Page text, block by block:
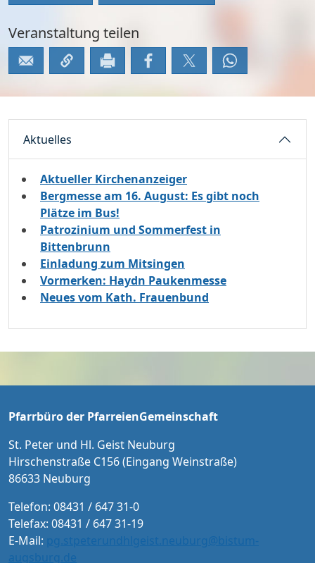
Veranstaltung teilen
Aktuelles
Aktueller Kirchenanzeiger
Bergmesse am 16. August: Es gibt noch
Plätze im Bus!
Patrozinium und Sommerfest in
Bittenbrunn
Einladung zum Mitsingen
Vormerken: Haydn Paukenmesse
Neues vom Kath. Frauenbund
Pfarrbüro der PfarreienGemeinschaft
St. Peter und Hl. Geist Neuburg
Hirschenstraße C156 (Eingang Weinstraße)
86633 Neuburg
Telefon: 08431 / 647 31-0
Telefax: 08431 / 647 31-19
E-Mail: pg.stpeterundhlgeist.neuburg@bistum-
augsburg.de